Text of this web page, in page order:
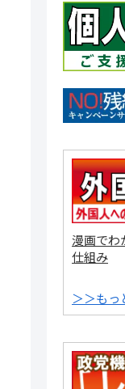
漫画でわ
仕組み
＞＞もっ